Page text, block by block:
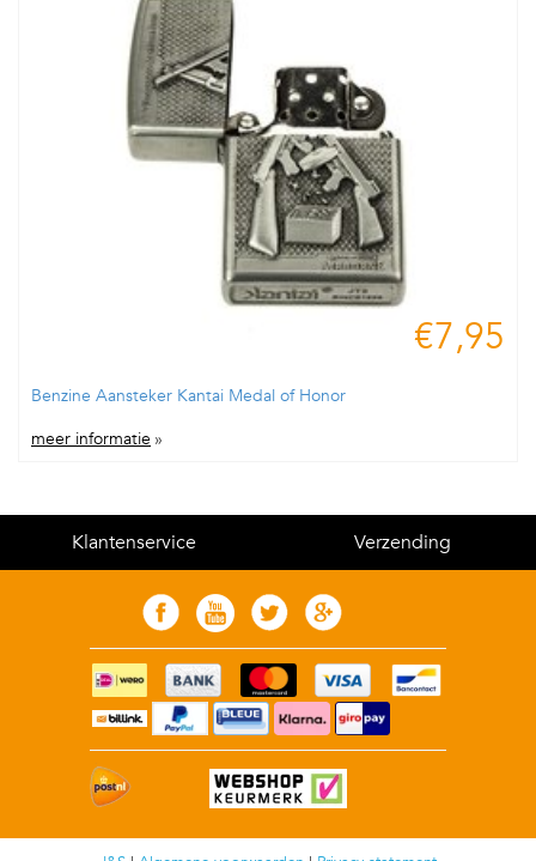
€7,95
Benzine Aansteker Kantai Medal of Honor
meer informatie »
Klantenservice Verzending